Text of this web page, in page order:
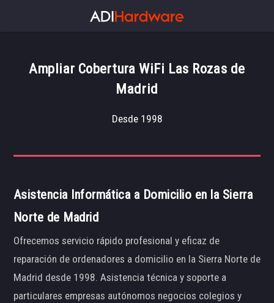
Ampliar Cobertura WiFi Las Rozas de
Madrid
Desde 1998
Asistencia Informática a Domicilio en la Sierra
Norte de Madrid
Ofrecemos servicio rápido profesional y eficaz de
reparación de ordenadores a domicilio en la Sierra Norte de
Madrid desde 1998. Asistencia técnica y soporte a
particulares empresas autónomos negocios colegios y